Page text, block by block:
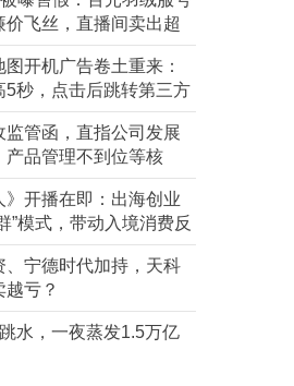
价飞丝，直播间卖出超
开机广告卷土重来：
5秒，点击后跳转第三方
监管函，直指公司发展
产品管理不到位等核
》开播在即：出海创业
”模式，带动入境消费反
、宁德时代加持，天科
亏？
水，一夜蒸发1.5万亿